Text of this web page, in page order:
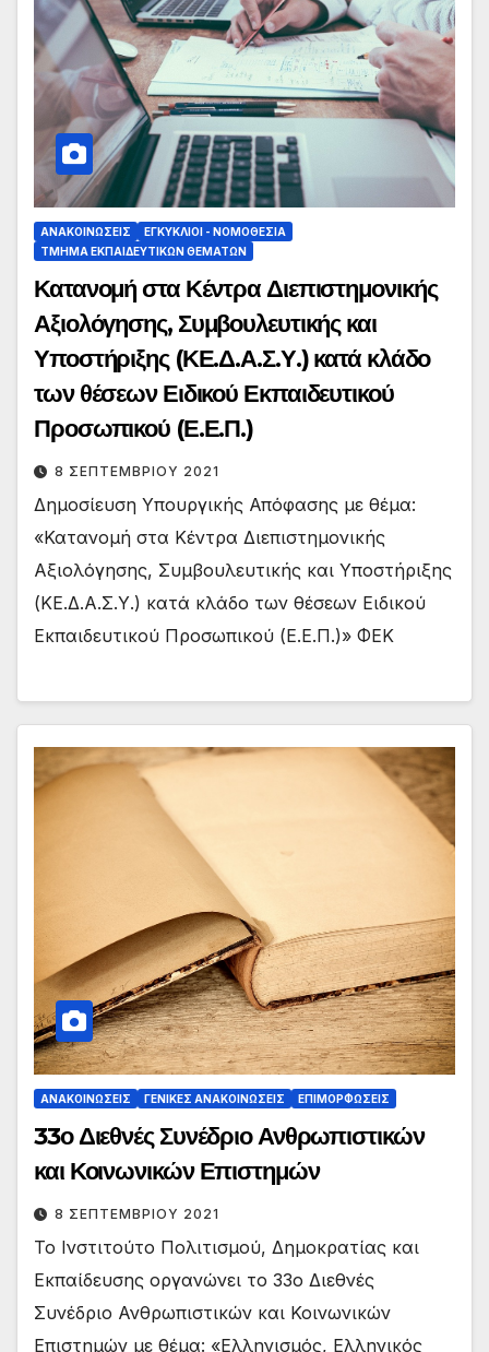
ΑΝΑΚΟΙΝΏΣΕΙΣ
ΕΓΚΎΚΛΙΟΙ - ΝΟΜΟΘΕΣΊΑ
ΤΜΉΜΑ ΕΚΠΑΙΔΕΥΤΙΚΏΝ ΘΕΜΆΤΩΝ
Κατανομή στα Κέντρα Διεπιστημονικής
Αξιολόγησης, Συμβουλευτικής και
Υποστήριξης (ΚΕ.Δ.Α.Σ.Υ.) κατά κλάδο
των θέσεων Ειδικού Εκπαιδευτικού
Προσωπικού (Ε.Ε.Π.)
8 ΣΕΠΤΕΜΒΡΊΟΥ 2021
Δημοσίευση Υπουργικής Απόφασης με θέμα:
«Κατανομή στα Κέντρα Διεπιστημονικής
Αξιολόγησης, Συμβουλευτικής και Υποστήριξης
(ΚΕ.Δ.Α.Σ.Υ.) κατά κλάδο των θέσεων Ειδικού
Εκπαιδευτικού Προσωπικού (Ε.Ε.Π.)» ΦΕΚ
ΑΝΑΚΟΙΝΏΣΕΙΣ ΓΕΝΙΚΈΣ ΑΝΑΚΟΙΝΏΣΕΙΣ ΕΠΙΜΟΡΦΏΣΕΙΣ
33ο Διεθνές Συνέδριο Ανθρωπιστικών
και Κοινωνικών Επιστημών
8 ΣΕΠΤΕΜΒΡΊΟΥ 2021
Το Ινστιτούτο Πολιτισμού, Δημοκρατίας και
Εκπαίδευσης οργανώνει το 33ο Διεθνές
Συνέδριο Ανθρωπιστικών και Κοινωνικών
Επιστημών με θέμα: «Ελληνισμός, Ελληνικός